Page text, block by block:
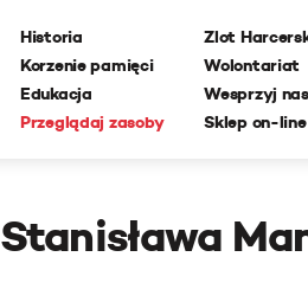
Historia
Korzenie pamięci
Edukacja
Przeglądaj zasoby
Zlot
Wolontariat
Wesprzyj nas
Sklep on-line
Stanisława